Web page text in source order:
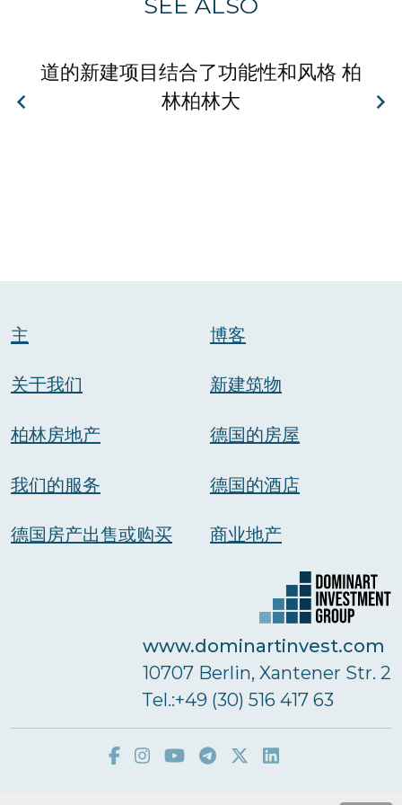
SEE ALSO
道的新建项目结合了功能性和风格 柏
林柏林大
主
关于我们
柏林房地产
我们的服务
德国房产出售或购买
博客
新建筑物
德国的房屋
德国的酒店
商业地产
www.dominartinvest.com
10707 Berlin, Xantener Str. 2
Тel.:+49 (30) 516 417 63